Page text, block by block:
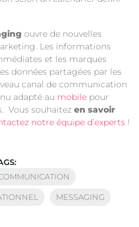
ouvre de nouvelles
Les informations
et les marques
données partagées par les
canal de communication
adapté au mobile pour
Vous souhaitez en savoir
notre équipe d’experts !
MESSAGING